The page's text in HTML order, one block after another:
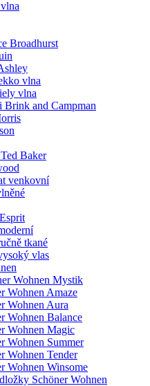
Broadhurst
vlna
vlna
Brink and Campman
Baker
venkovní
tkané
vlas
Wohnen Mystik
Wohnen Amaze
Wohnen Aura
Wohnen Balance
Wohnen Magic
Wohnen Summer
Wohnen Tender
Wohnen Winsome
Schöner Wohnen